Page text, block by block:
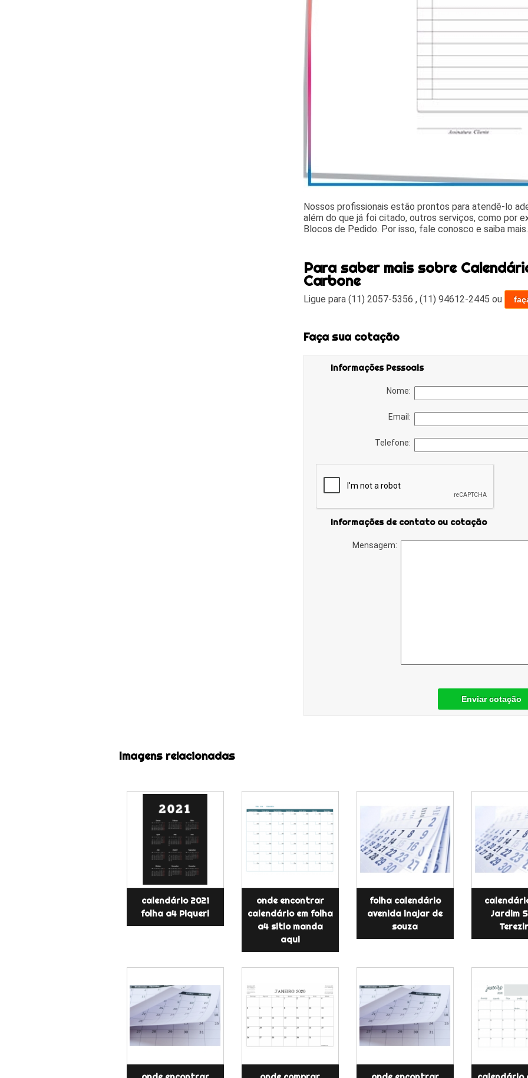
Nossos profissionais estão prontos para atendê-lo
além do que já foi citado, outros serviços, como por
Blocos de Pedido. Por isso, fale conosco e saiba mais.
Para saber mais sobre
Carbone
Ligue para(11) 2057-5356 ,(11) 94612-2445 ou
Faça sua cotação
Informações Pessoais
Nome:
Email:
Telefone:
Informações de contato ou cotação
Mensagem:
Enviar cotação
Imagens relacionadas
calendário 2021
folha a4 Piqueri
onde encontrar
calendário em folha
a4 sitio manda
aqui
folha calendário
avenida inajar de
souza
Jardim